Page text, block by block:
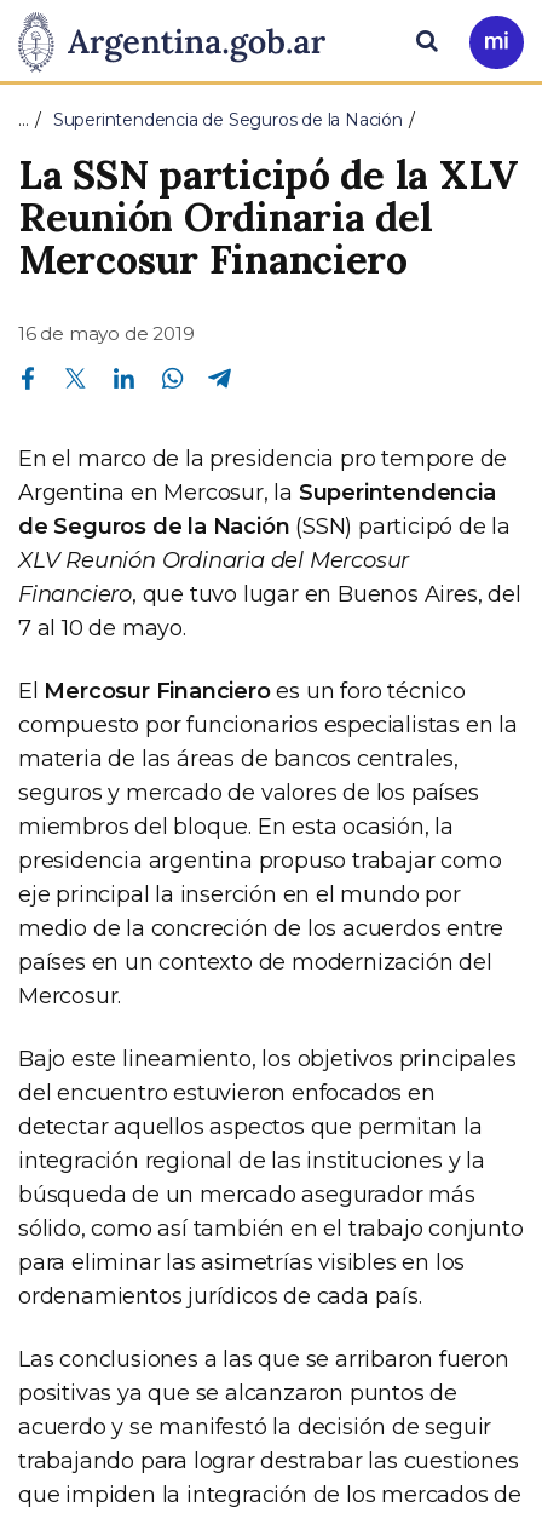
Presidencia
de
la
Nación
Pasar al contenido principal
Ir
a
Buscar
… Superintendencia de Seguros de la Nación
La SSN participó de la XLV
Reunión Ordinaria del
Mercosur Financiero
16 de mayo de 2019
Compartir en Facebook Compartir en Twitter Compartir en Linkedin Compartir en Whatsapp
En el marco de la presidencia pro tempore de
Argentina en Mercosur, la Superintendencia
de Seguros de la Nación (SSN) participó de la
XLV Reunión Ordinaria del Mercosur
Financiero, que tuvo lugar en Buenos Aires, del
7 al 10 de mayo.
El Mercosur Financieroes un foro técnico
compuesto por funcionarios especialistas en la
materia de las áreas de bancos centrales,
seguros y mercado de valores de los países
miembros del bloque. En esta ocasión, la
presidencia argentina propuso trabajar como
eje principal la inserción en el mundo por
medio de la concreción de los acuerdos entre
países en un contexto de modernización del
Mercosur.
Bajo este lineamiento, los objetivos principales
del encuentro estuvieron enfocados en
detectar aquellos aspectos que permitan la
integración regional de las instituciones y la
búsqueda de un mercado asegurador más
sólido, como así también en el trabajo conjunto
para eliminar las asimetrías visibles en los
ordenamientos jurídicos de cada país.
Las conclusiones a las que se arribaron fueron
positivas ya que se alcanzaron puntos de
acuerdo y se manifestó la decisión de seguir
trabajando para lograr destrabar las cuestiones
que impiden la integración de los mercados de